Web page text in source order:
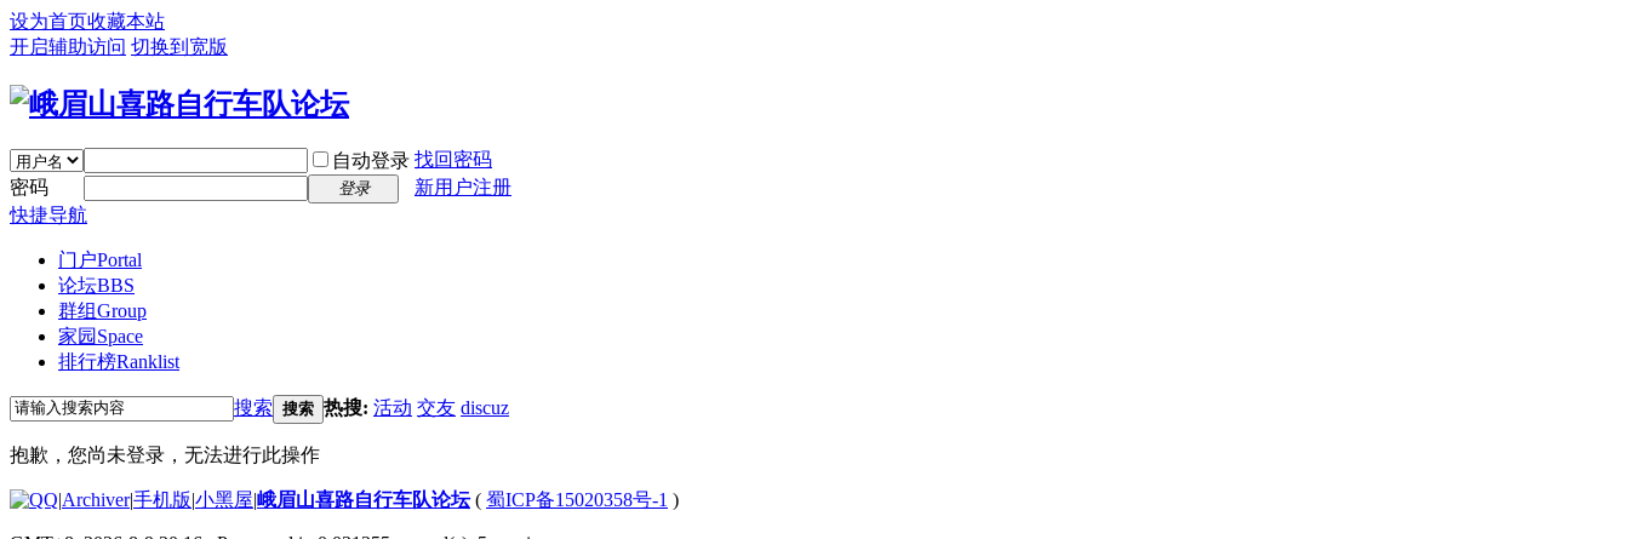
设为首页收藏本站
开启辅助访问 切换到宽版
自动登录 找回密码
密码
登录
新用户注册
快捷导航
门户Portal
论坛BBS
群组Group
家园 Space
排行榜Ranklist
搜索 搜索 热搜: 活动 交友 discuz
抱歉，您尚未登录，无法进行此操作
|Archiver|手机版|小黑屋|峨眉山喜路自行车队论坛( 蜀ICP备15020358号-1 )